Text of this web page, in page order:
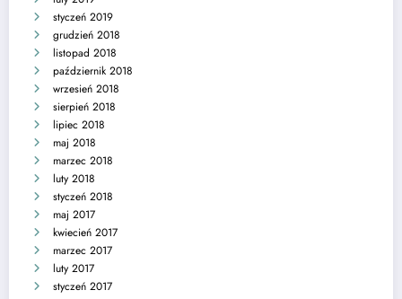
styczeń 2019
grudzień 2018
listopad 2018
październik 2018
wrzesień 2018
sierpień 2018
lipiec 2018
maj 2018
marzec 2018
luty 2018
styczeń 2018
maj 2017
kwiecień 2017
marzec 2017
luty 2017
styczeń 2017